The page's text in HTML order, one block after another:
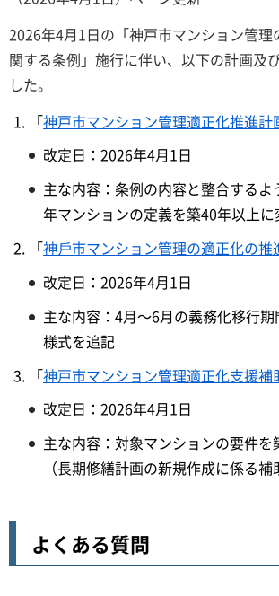
2026年4月1日の「神戸市マンション管理
関する条例」施行に伴い、以下の計画及
した。
「神戸市マンション管理適正化推進計
改定日：2026年4月1日
主な内容：条例の内容と整合する
年マンションの定義を築40年以上に
「神⼾市マンション管理の適正化の推
改定日：2026年4月1日
主な内容：4月～6月の義務化移行
様式を追記
「神戸市マンション管理適正化支援補
改定日：2026年4月1日
主な内容：対象マンションの要件を
（長期修繕計画の新規作成に係る補
よくある質問